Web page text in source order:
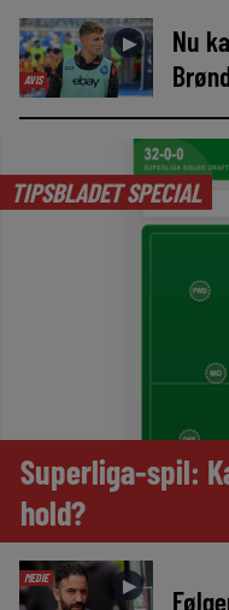
AVIS
►
Nu
TIPSBLADET SPECIAL
Superliga-spil:
hold?
MEDIE ►